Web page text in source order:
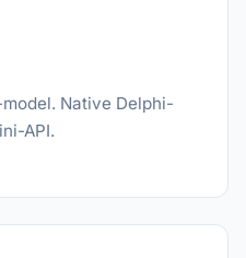
Native Delphi-
API.